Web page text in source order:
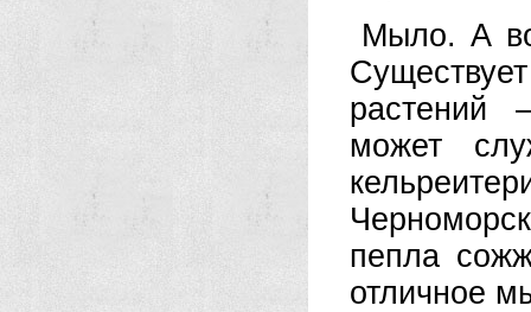
Мыло. А
растений
может
пепла
отличное